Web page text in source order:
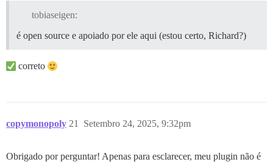
tobiaseigen:
é open source e apoiado por ele aqui (estou certo, Richard?)
correto
copymonopoly Setembro 24, 2025, 9:32pm
21
Obrigado por perguntar! Apenas para esclarecer, meu plugin não é